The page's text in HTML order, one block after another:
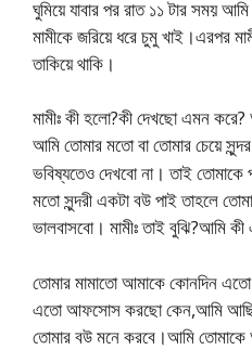
ঘুমিয়ে যাবার পর রাত ১১ টার সময়
মামীকে জরিয়ে ধরে চুমু খাই।এরপর
তাকিয়ে থাকি।
মামীঃ কী হলো?কী দেখছো এমন করে?
আমি তোমার মতো বা তোমার চেয়ে
ভবিষ্যতেও দেখবো না। তাই তোমাকে
মতো সুন্দরী একটা বউ পাই তাহলে
ভালবাসবো। মামীঃ তাই বুঝি?আমি কী
তোমার মামাতো আমাকে কোনদিন
এতো আফসোস করছো কেন,আমি আছি
তোমার বউ মনে করবে।আমি তোমাকে